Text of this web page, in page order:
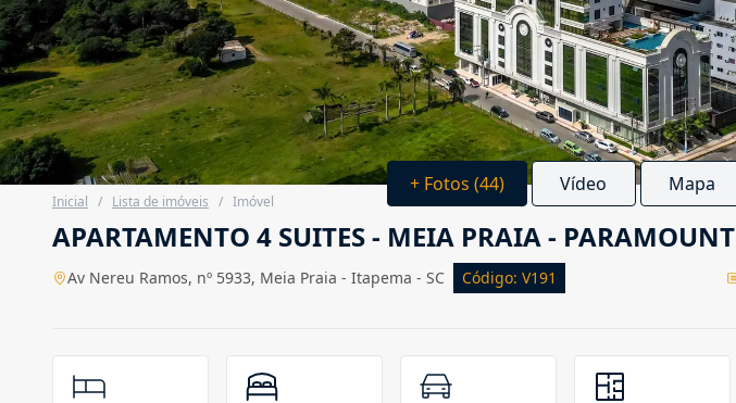
+ Fotos (44) Vídeo Mapa
Inicial / Lista de imóveis / Imóvel
APARTAMENTO 4 SUITES - MEIA PRAIA - PARAMOUNT
Av Nereu Ramos, nº 5933, Meia Praia - Itapema - SC Código: V191